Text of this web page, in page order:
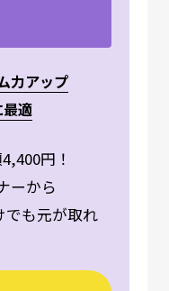
力アップ
適
円！
ーから
でも元が取れ